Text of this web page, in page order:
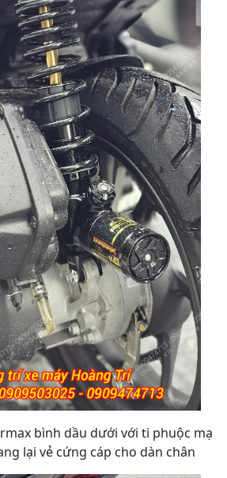
bình dầu dưới với ti phuộc mạ
lại vẻ cứng cáp cho dàn chân